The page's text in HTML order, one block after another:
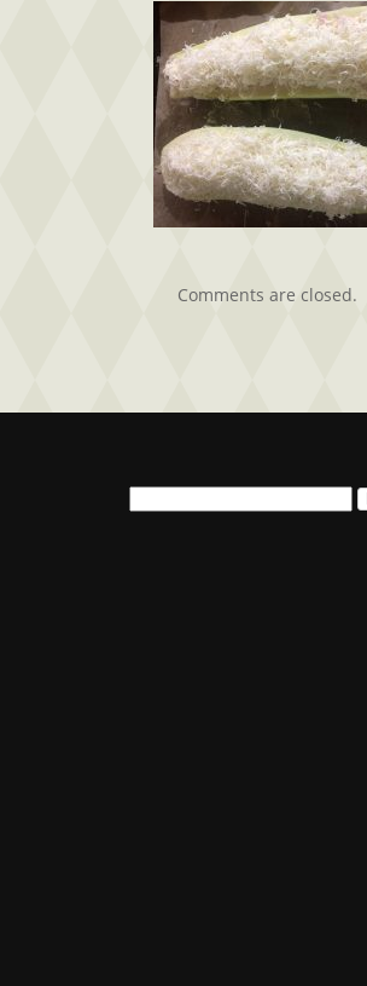
cukkini.jpg4
bejegyzéshez
Comments are closed.